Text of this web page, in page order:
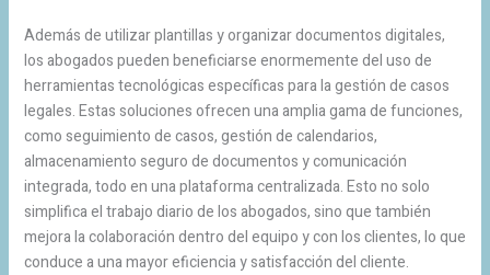
Además de utilizar plantillas y organizar documentos digitales,
los abogados pueden beneficiarse enormemente del uso de
herramientas tecnológicas específicas para la gestión de casos
legales. Estas soluciones ofrecen una amplia gama de funciones,
como seguimiento de casos, gestión de calendarios,
almacenamiento seguro de documentos y comunicación
integrada, todo en una plataforma centralizada. Esto no solo
simplifica el trabajo diario de los abogados, sino que también
mejora la colaboración dentro del equipo y con los clientes, lo que
conduce a una mayor eficiencia y satisfacción del cliente.